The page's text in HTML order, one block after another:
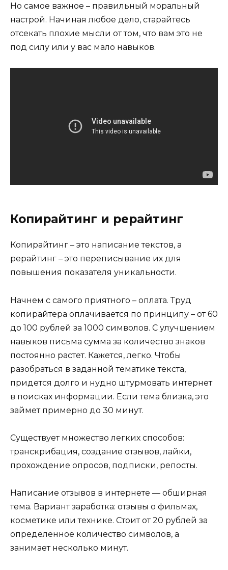
Но самое важное – правильный моральный
настрой. Начиная любое дело, старайтесь
отсекать плохие мысли от том, что вам это не
под силу или у вас мало навыков.
Копирайтинг и рерайтинг
Копирайтинг – это написание текстов, а
рерайтинг – это переписывание их для
повышения показателя уникальности.
Начнем с самого приятного – оплата. Труд
копирайтера оплачивается по принципу – от 60
до 100 рублей за 1000 символов. С улучшением
навыков письма сумма за количество знаков
постоянно растет. Кажется, легко. Чтобы
разобраться в заданной тематике текста,
придется долго и нудно штурмовать интернет
в поисках информации. Если тема близка, это
займет примерно до 30 минут.
Существует множество легких способов:
транскрибация, создание отзывов, лайки,
прохождение опросов, подписки, репосты.
Написание отзывов в интернете — обширная
тема. Вариант заработка: отзывы о фильмах,
косметике или технике. Стоит от 20 рублей за
определенное количество символов, а
занимает несколько минут.